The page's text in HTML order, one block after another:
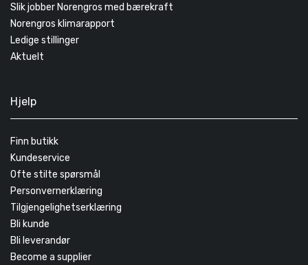
Slik jobber Norengros med bærekraft
Norengros klimarapport
Ledige stillinger
Aktuelt
Hjelp
Finn butikk
Kundeservice
Ofte stilte spørsmål
Personvernerklæring
Tilgjengelighetserklæring
Bli kunde
Bli leverandør
Become a supplier